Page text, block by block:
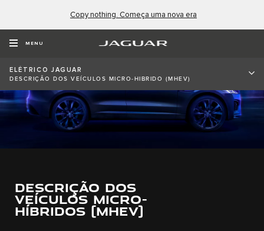
Copy nothing. Começa uma nova era
MENU
ELÉTRICO JAGUAR
DESCRIÇÃO DOS VEÍCULOS MICRO-HIBRIDO (MHEV)
DESCRIÇÃO DOS
VEÍCULOS MICRO-
HÍBRIDOS (MHEV)